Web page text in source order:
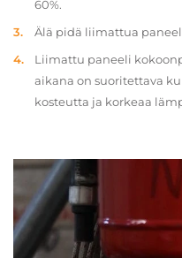
60%.
Älä pidä liimattua
Liimattu paneeli
aikana on suoritettava
kosteutta ja korkeaa